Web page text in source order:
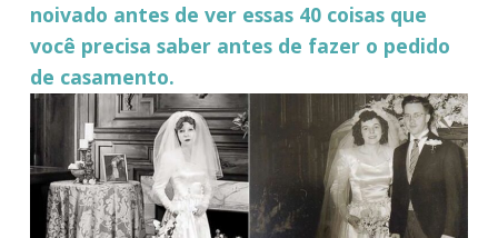
noivado antes de ver essas 40 coisas que
você precisa saber antes de fazer o pedido
de casamento.